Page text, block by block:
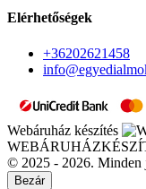
Elérhetőségek
+36202621458
Webáruház készítés
© 2025 - 2026. Minden
Bezár